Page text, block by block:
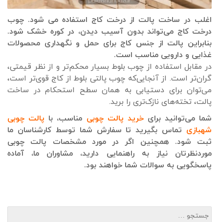
اغلب در ساخت پالت از درخت کاج استفاده می شود. چوب
درخت کاج می‌تواند بدون آسیب دیدن، در کوره خشک شود.
بنابراین پالت از جنس کاج برای حمل و نگهداری محصولات
غذایی و دارویی مناسب است.
در مقابل استفاده از چوب بلوط بسیار محکم‌تر و از نظر قیمتی،
گران‌تر است. از آنجایی‌که چوب پالتی بلوط از کاج قوی‌تر است،
می‌توان برای دستیابی به همان سطح استحکام در ساخت
پالت، تخته‌های نازک‌تری را برید.
شما می‌توانید برای خرید پالت چوبی مناسب، با پالت چوبی
شهبازی تماس بگیرید تا سفارش شما توسط کارشناسان ما
ثبت شود. همچنین اگر در مورد مشخصات پالت چوبی
موردنظرتان نیاز به راهنمایی دارید، مشاوران ما، آماده
پاسخگویی به سوالات شما خواهند بود.